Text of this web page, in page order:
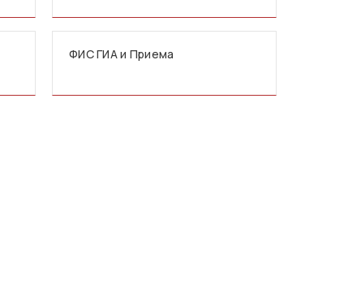
ФИС ГИА и Приема